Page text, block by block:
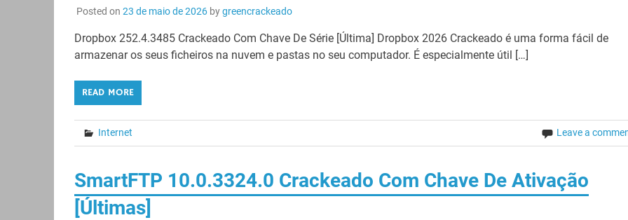
Posted on 23 de maio de 2026bygreencrackeado
Dropbox 252.4.3485 Crackeado Com Chave De Série [Última] Dropbox 2026 Crackeado é uma forma fácil de
armazenar os seus ficheiros na nuvem e pastas no seu computador. É especialmente útil […]
READ MORE
Internet Leave a
SmartFTP 10.0.3324.0 Crackeado Com Chave De Ativação
[Últimas]